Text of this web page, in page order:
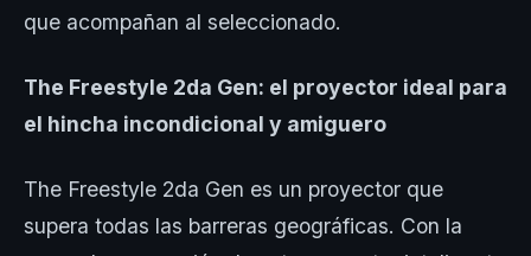
que acompañan al seleccionado.
The Freestyle 2da Gen: el proyector ideal para
el hincha incondicional y amiguero
The Freestyle 2da Gen es un proyector que
supera todas las barreras geográficas. Con la